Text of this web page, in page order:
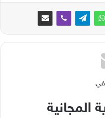
المجانية